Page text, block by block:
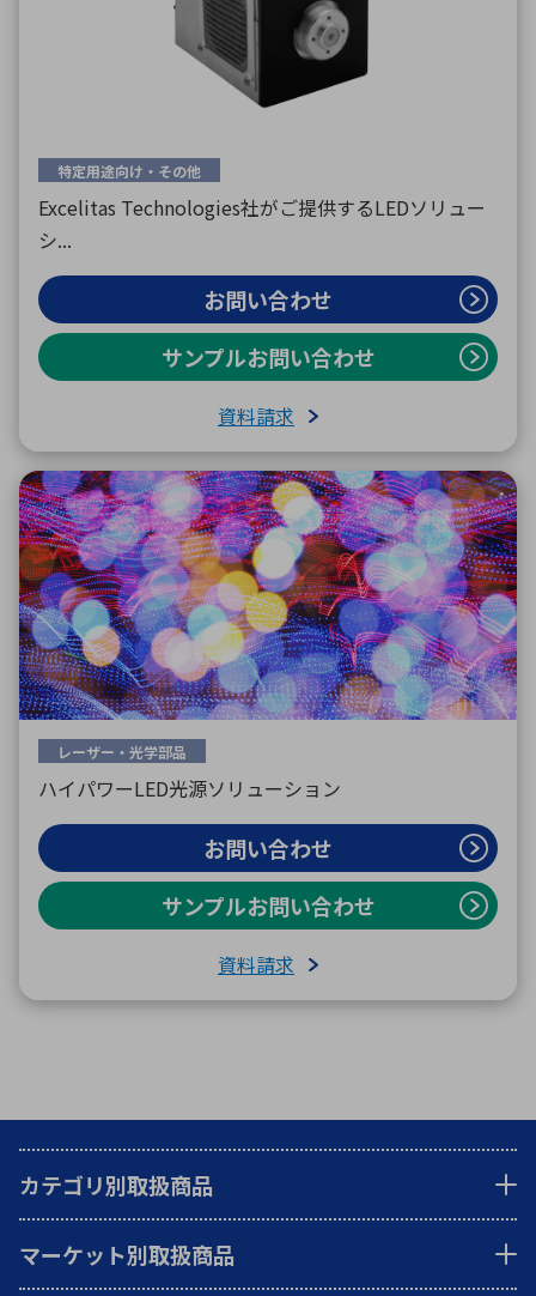
特定用途向け・その他
Excelitas Technologies社がご提供するLEDソリュー
シ...
お問い合わせ
サンプルお問い合わせ
資料請求
レーザー・光学部品
ハイパワーLED光源ソリューション
お問い合わせ
サンプルお問い合わせ
資料請求
カテゴリ別取扱商品
マーケット別取扱商品